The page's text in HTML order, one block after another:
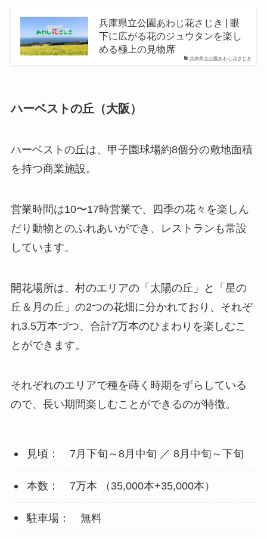
兵庫県立公園あわじ花さじき
兵庫県立公園あわじ花さじき | 眼
下に広がる花のジュウタンを楽し
める極上の見物席
ハーベストの丘（大阪）
ハーベストの丘は、甲子園球場約8個分の敷地面積
を持つ商業施設。
営業時間は10〜17時営業で、四季の花々を楽しん
だり動物とのふれあいができ、レストランも常設
しています。
開花場所は、村のエリアの「太陽の丘」と「星の
丘＆月の丘」の2つの花畑に分かれており、それぞ
れ3.5万本づつ、合計7万本のひまわりを楽しむこ
とができます。
それぞれのエリアで種を蒔く時期をずらしている
ので、長い期間楽しむことができるのが特徴。
見頃： 7月下旬～8月中旬 ／ 8月中旬～下旬
本数： 7万本 （35,000本+35,000本）
駐車場： 無料